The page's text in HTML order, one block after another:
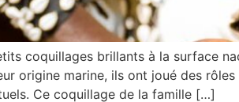
coquillages brillants à la surface
origine marine, ils ont joué des
Ce coquillage de la famille […]